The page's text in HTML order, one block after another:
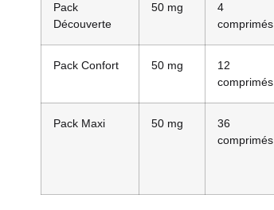
Pack
Découverte
50 mg
4
comprimés
Pack Confort 50 mg
12
comprimés
Pack Maxi 50 mg
36
comprimés